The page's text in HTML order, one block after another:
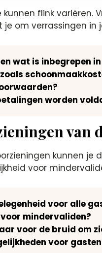
flink variëren.​
om verrassingen in
wat is inbegrepen
worden
van
kunnen je
voor
voor alle
mindervaliden?
voor de bruid om
voor